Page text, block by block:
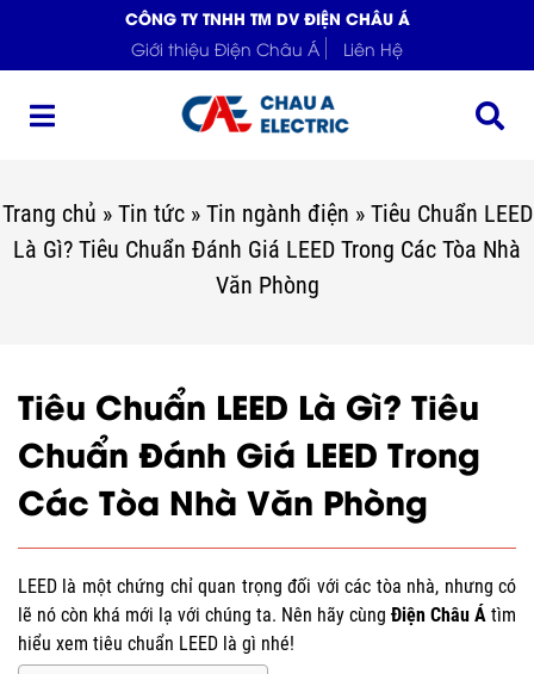
CÔNG TY TNHH TM DV ĐIỆN CHÂU Á
Giới thiệu Điện Châu Á
Liên Hệ
Trang chủ » Tin tức» Tin ngành điện » Tiêu Chuẩn LEED
Là Gì? Tiêu Chuẩn Đánh Giá LEED Trong Các Tòa Nhà
Văn Phòng
Tiêu Chuẩn LEED Là Gì? Tiêu
Chuẩn Đánh Giá LEED Trong
Các Tòa Nhà Văn Phòng
LEED là một chứng chỉ quan trọng đối với các tòa nhà, nhưng có
lẽ nó còn khá mới lạ với chúng ta. Nên hãy cùng Điện Châu Á tìm
hiểu xem tiêu chuẩn LEED là gì nhé!